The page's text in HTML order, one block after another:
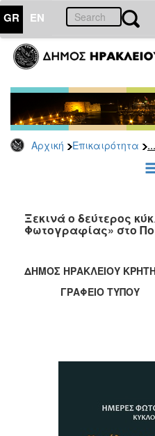
GR EN
Αρχική Επικαιρότητα ...
ΕΠΙΚΑΙΡΟΤΗΤΑ
Τύπου
Αρχείο
2026
2025
2022
2021
2019
2018
2015
Ξεκινά ο δεύτερος
Φωτογραφίας» στο
ΔΗΜΟΣ ΗΡΑΚΛΕΙΟΥ
ΓΡΑΦΕΙΟ ΤΥΠΟΥ